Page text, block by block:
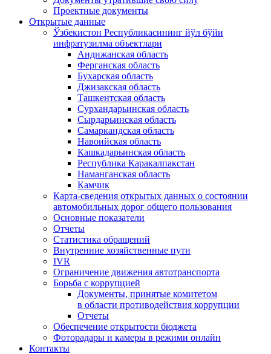
Проектные документы
Открытые данные
Ўзбекистон Республикасининг йўл бўйи
инфратузилма объектлари
Андижанская область
Ферганская область
Бухарская область
Джизакская область
Ташкентская область
Сурхандарьинская область
Сырдарьинская область
Самаркандская область
Навоийская область
Кашкадарьинская область
Республика Каракалпакстан
Наманганская область
Камчик
Карта-сведения открытых данных о состоянии
автомобильных дорог общего пользования
Основные показатели
Отчеты
Статистика обращений
Внутренние хозяйственные пути
IVR
Ограничение движения автотранспорта
Борьба с коррупцией
Документы, принятые комитетом
в области противодействия коррупции
Отчеты
Обеспечение открытости бюджета
Фоторадары и камеры в режими онлайн
Контакты